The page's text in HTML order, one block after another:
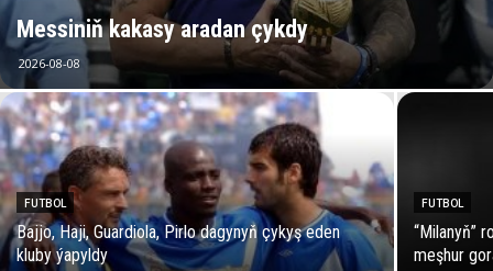
Messiniň kakasy aradan çykdy
2026-08-08
FUTBOL
Bajjo, Haji, Guardiola, Pirlo dagynyň çykyş eden
kluby ýapyldy
FUTBOL
“Milanyň”
meşhur